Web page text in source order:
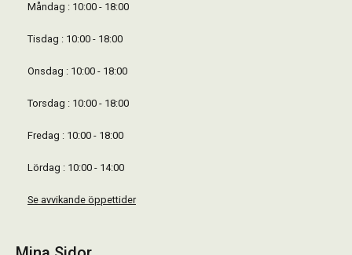
Måndag : 10:00 - 18:00
Tisdag : 10:00 - 18:00
Onsdag : 10:00 - 18:00
Torsdag : 10:00 - 18:00
Fredag : 10:00 - 18:00
Lördag : 10:00 - 14:00
Se avvikande öppettider